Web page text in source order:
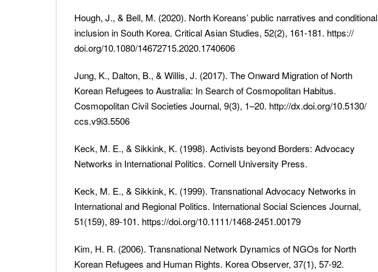
Hough, J., & Bell, M. (2020). North Koreans’ public narratives and conditional
inclusion in South Korea. Critical Asian Studies, 52(2), 161-181. https://
doi.org/10.1080/14672715.2020.1740606
Jung, K., Dalton, B., & Willis, J. (2017). The Onward Migration of North
Korean Refugees to Australia: In Search of Cosmopolitan Habitus.
Cosmopolitan Civil Societies Journal, 9(3), 1–20. http://dx.doi.org/10.5130/
ccs.v9i3.5506
Keck, M. E., & Sikkink, K. (1998). Activists beyond Borders: Advocacy
Networks in International Politics. Cornell University Press.
Keck, M. E., & Sikkink, K. (1999). Transnational Advocacy Networks in
International and Regional Politics. International Social Sciences Journal,
51(159), 89-101. https://doi.org/10.1111/1468-2451.00179
Kim, H. R. (2006). Transnational Network Dynamics of NGOs for North
Korean Refugees and Human Rights. Korea Observer, 37(1), 57-92.